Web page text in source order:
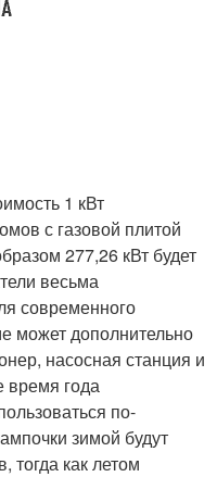
1 кВт
с газовой плитой
277,26 кВт будет
весьма
современного
может дополнительно
насосная станция и
время года
по-
зимой будут
тогда как летом